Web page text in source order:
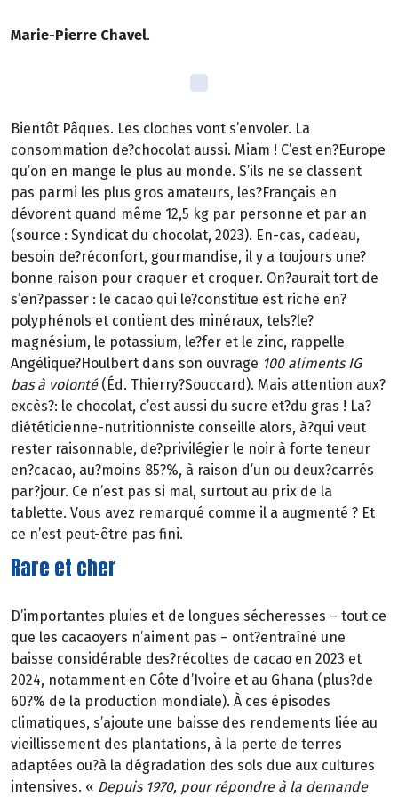
Marie-Pierre Chavel.
Bientôt Pâques. Les cloches vont s’envoler. La
consommation de?chocolat aussi. Miam ! C’est en?Europe
qu’on en mange le plus au monde. S’ils ne se classent
pas parmi les plus gros amateurs, les?Français en
dévorent quand même 12,5 kg par personne et par an
(source : Syndicat du chocolat, 2023). En-cas, cadeau,
besoin de?réconfort, gourmandise, il y a toujours une?
bonne raison pour craquer et croquer. On?aurait tort de
s’en?passer : le cacao qui le?constitue est riche en?
polyphénols et contient des minéraux, tels?le?
magnésium, le potassium, le?fer et le zinc, rappelle
Angélique?Houlbert dans son ouvrage 100 aliments IG
bas à volonté(Éd. Thierry?Souccard). Mais attention aux?
excès?: le chocolat, c’est aussi du sucre et?du gras ! La?
diététicienne-nutritionniste conseille alors, à?qui veut
rester raisonnable, de?privilégier le noir à forte teneur
en?cacao, au?moins 85?%, à raison d’un ou deux?carrés
par?jour. Ce n’est pas si mal, surtout au prix de la
tablette. Vous avez remarqué comme il a augmenté ? Et
ce n’est peut-être pas fini.
Rare et cher
D’importantes pluies et de longues sécheresses – tout ce
que les cacaoyers n’aiment pas – ont?entraîné une
baisse considérable des?récoltes de cacao en 2023 et
2024, notamment en Côte d’Ivoire et au Ghana (plus?de
60?% de la production mondiale). À ces épisodes
climatiques, s’ajoute une baisse des rendements liée au
vieillissement des plantations, à la perte de terres
adaptées ou?à la dégradation des sols due aux cultures
intensives. « Depuis 1970, pour répondre à la demande